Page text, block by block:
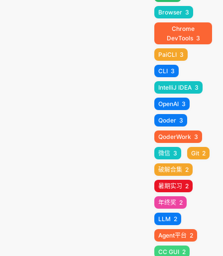
Browser 3
Chrome
DevTools 3
PaiCLI 3
CLI 3
IntelliJ IDEA 3
OpenAI 3
Qoder 3
QoderWork 3
微信 3 Git 2
破解合集 2
暑期实习 2
年终奖 2
LLM 2
Agent平台 2
CC GUI 2